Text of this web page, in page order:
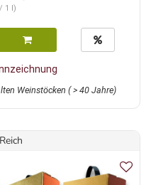
1 l)
Weinstöcken ( > 40 Jahre)